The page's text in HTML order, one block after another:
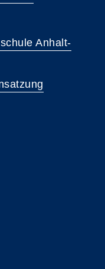
Anhalt-